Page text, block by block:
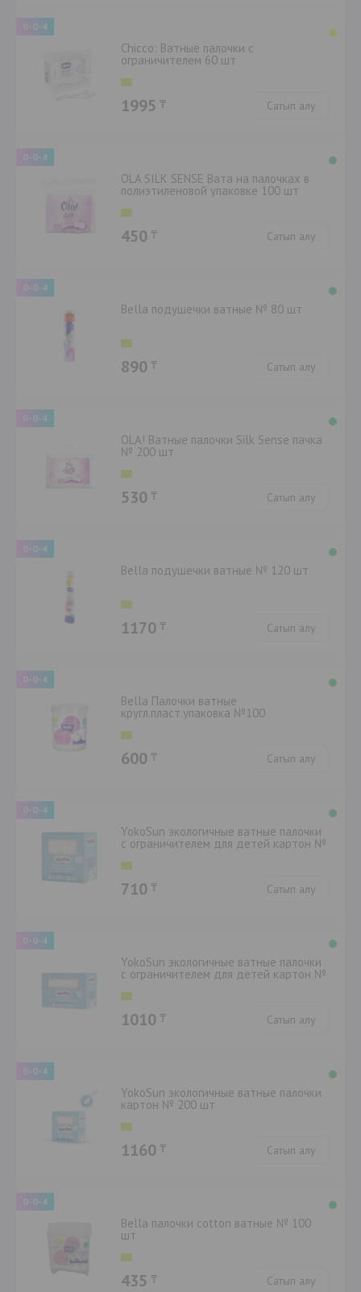
0-0-4
Chicco: Ватные палочки с
ограничителем 60 шт
1995 ₸ Сатып алу
0-0-4
OLA SILK SENSE Вата на палочках в
полиэтиленовой упаковке 100 шт
450 ₸ Сатып алу
0-0-4
Bella подушечки ватные № 80 шт
890 ₸ Сатып алу
0-0-4
OLA! Ватные палочки Silk Sense пачка
№ 200 шт
530 ₸ Сатып алу
0-0-4
Bella подушечки ватные № 120 шт
1170 ₸ Сатып алу
0-0-4
Bella Палочки ватные
кругл.пласт.упаковка №100
600 ₸ Сатып алу
0-0-4
YokoSun экологичные ватные палочки
с ограничителем для детей картон №
710 ₸ Сатып алу
0-0-4
YokoSun экологичные ватные палочки
с ограничителем для детей картон №
1010 ₸ Сатып алу
0-0-4
YokoSun экологичные ватные палочки
картон № 200 шт
1160 ₸ Сатып алу
0-0-4
Bella палочки cotton ватные № 100
шт
435 ₸ Сатып алу